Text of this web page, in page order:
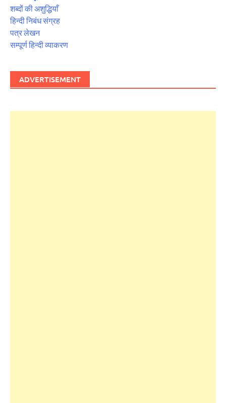
शब्दों की अशुद्धियाँ
हिन्दी निबंध संग्रह
पत्र लेखन
सम्पूर्ण हिन्दी व्याकरण
ADVERTISEMENT